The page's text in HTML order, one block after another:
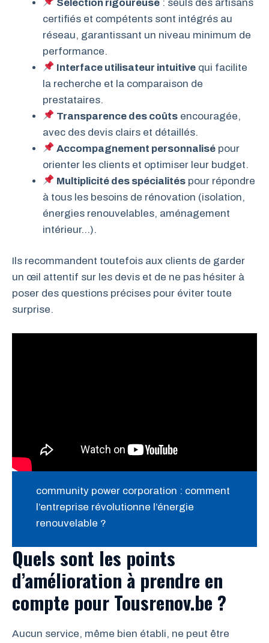
Sélection rigoureuse : seuls des artisans
certifiés et compétents sont intégrés au
réseau, garantissant un niveau minimum de
performance.
Interface utilisateur intuitive qui facilite
la recherche et la comparaison de
prestataires.
Transparence des coûts encouragée,
avec des devis clairs et détaillés.
Accompagnement personnalisé pour
orienter les clients et optimiser leur budget.
Multiplicité des spécialités pour répondre
à tous les besoins de rénovation (isolation,
énergies renouvelables, aménagement
intérieur…).
Ils recommandent toutefois aux clients de garder
un œil attentif sur les devis et de ne pas hésiter à
poser des questions précises pour éviter toute
surprise.
community power corporation : comment
l’entreprise révolutionne l’énergie
renouvelable ?
Quels sont les points
d’amélioration à prendre en
compte pour Tousrenov.be ?
Aucun service, même bien établi, ne peut être